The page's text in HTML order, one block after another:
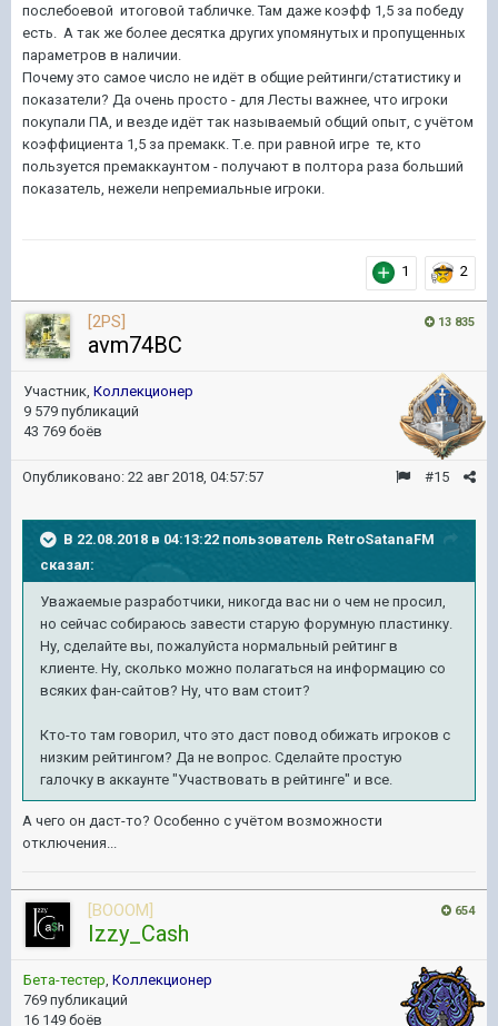
послебоевой итоговой табличке. Там даже коэфф 1,5 за победу
есть. А так же более десятка других упомянутых и пропущенных
параметров в наличии.
Почему это самое число не идёт в общие рейтинги/статистику и
показатели? Да очень просто - для Лесты важнее, что игроки
покупали ПА, и везде идёт так называемый общий опыт, с учётом
коэффициента 1,5 за премакк. Т.е. при равной игре те, кто
пользуется премаккаунтом - получают в полтора раза больший
показатель, нежели непремиальные игроки.
1 2
13 835
[2PS]
avm74BC
Участник, Коллекционер
9 579 публикаций
43 769 боёв
#15
Опубликовано: 22 авг 2018, 04:57:57
В 22.08.2018 в 04:13:22 пользователь RetroSatanaFM
сказал:
Уважаемые разработчики, никогда вас ни о чем не просил,
но сейчас собираюсь завести старую форумную пластинку.
Ну, сделайте вы, пожалуйста нормальный рейтинг в
клиенте. Ну, сколько можно полагаться на информацию со
всяких фан-сайтов? Ну, что вам стоит?
Кто-то там говорил, что это даст повод обижать игроков с
низким рейтингом? Да не вопрос. Сделайте простую
галочку в аккаунте "Участвовать в рейтинге" и все.
А чего он даст-то? Особенно с учётом возможности
отключения...
654
[BOOOM]
Izzy_Cash
Бета-тестер Коллекционер
769 публикаций
16 149 боёв